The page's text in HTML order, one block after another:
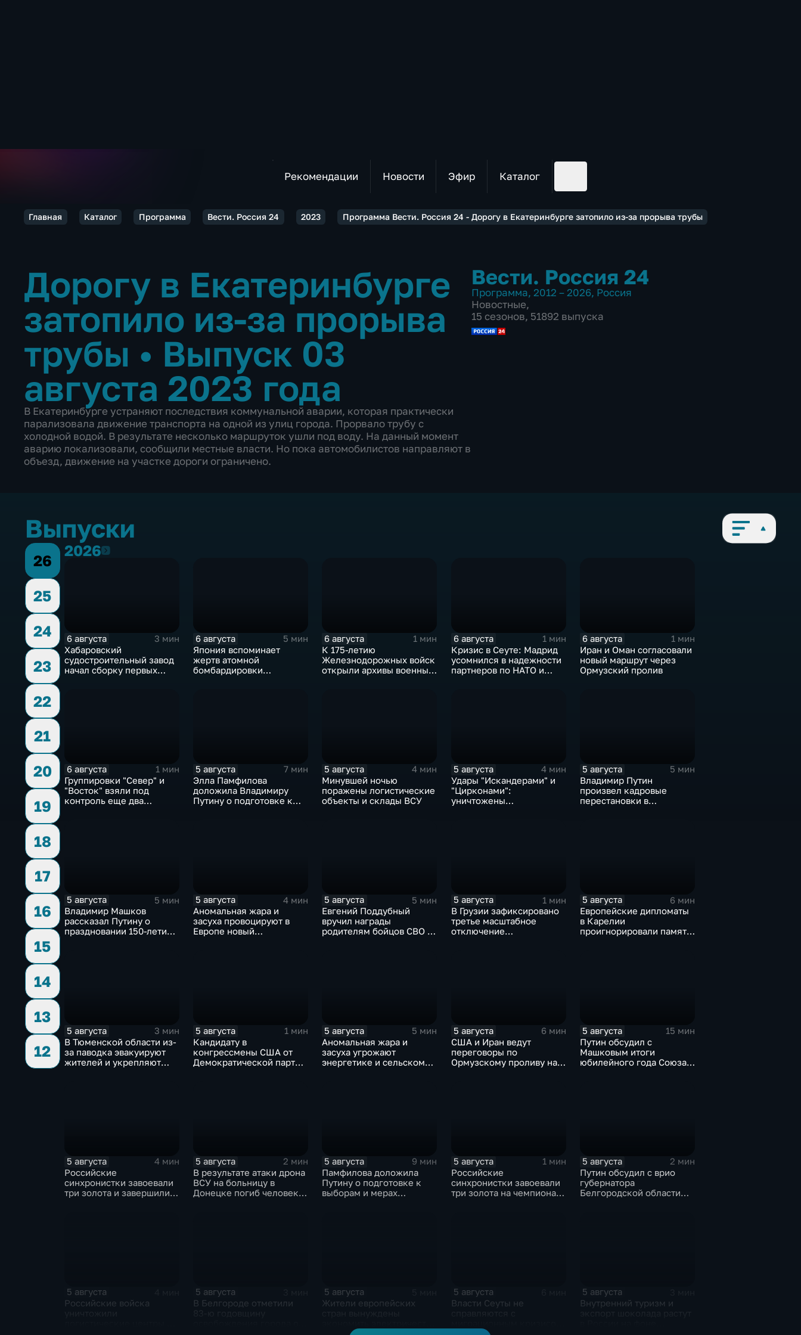
Рекомендации Новости Эфир Каталог
Главная Каталог Программа Вести. Россия 24 2023 Программа Вести. Россия 24 - Дорогу в Екатеринбурге затопило из-за прорыва трубы
Дорогу в Екатеринбурге
затопило из-за прорыва
трубы • Выпуск 03
августа 2023 года
В Екатеринбурге устраняют последствия коммунальной аварии, которая практически
парализовала движение транспорта на одной из улиц города. Прорвало трубу с
холодной водой. В результате несколько маршруток ушли под воду. На данный момент
аварию локализовали, сообщили местные власти. Но пока автомобилистов направляют в
объезд, движение на участке дороги ограничено.
Вести. Россия 24
Программа, 2012 – 2026, Россия
Новостные,
15 сезонов, 51892 выпуска
Выпуски
26
25
24
23
22
21
20
19
18
17
16
15
14
13
12
20262026
6 августа
3 мин
Хабаровский
судостроительный завод
начал сборку первых
6 августа
5 мин
Япония вспоминает
жертв атомной
бомбардировки
6 августа
1 мин
К 175-летию
Железнодорожных войск
открыли архивы военных
6 августа
1 мин
Кризис в Сеуте: Мадрид
усомнился в надежности
партнеров по НАТО и
6 августа
1 мин
Иран и Оман согласовали
новый маршрут через
Ормузский пролив
6 августа
1 мин
Группировки "Север" и
"Восток" взяли под
контроль еще два
5 августа
7 мин
Элла Памфилова
доложила Владимиру
Путину о подготовке к
5 августа
4 мин
Минувшей ночью
поражены логистические
объекты и склады ВСУ
5 августа
4 мин
Удары "Искандерами" и
"Цирконами":
уничтожены
5 августа
5 мин
Владимир Путин
произвел кадровые
перестановки в
5 августа
5 мин
Владимир Машков
рассказал Путину о
праздновании 150-летия
5 августа
4 мин
Аномальная жара и
засуха провоцируют в
Европе новый
5 августа
5 мин
Евгений Поддубный
вручил награды
родителям бойцов СВО в
5 августа
1 мин
В Грузии зафиксировано
третье масштабное
отключение
5 августа
6 мин
Европейские дипломаты
в Карелии
проигнорировали память
5 августа
3 мин
В Тюменской области из-
за паводка эвакуируют
жителей и укрепляют
5 августа
1 мин
Кандидату в
конгрессмены США от
Демократической партии
5 августа
5 мин
Аномальная жара и
засуха угрожают
энергетике и сельскому
5 августа
6 мин
США и Иран ведут
переговоры по
Ормузскому проливу на
5 августа
15 мин
Путин обсудил с
Машковым итоги
юбилейного года Союза
5 августа
4 мин
Российские
синхронистки завоевали
три золота и завершили
5 августа
2 мин
В результате атаки дрона
ВСУ на больницу в
Донецке погиб человек и
5 августа
9 мин
Памфилова доложила
Путину о подготовке к
выборам и мерах
5 августа
1 мин
Российские
синхронистки завоевали
три золота на чемпионате
5 августа
2 мин
Путин обсудил с врио
губернатора
Белгородской области
5 августа
Российские войска
5 августа
В Белгороде отметили
5 августа
Жители европейских
5 августа
Власти Сеуты не
5 августа
Внутренний туризм и